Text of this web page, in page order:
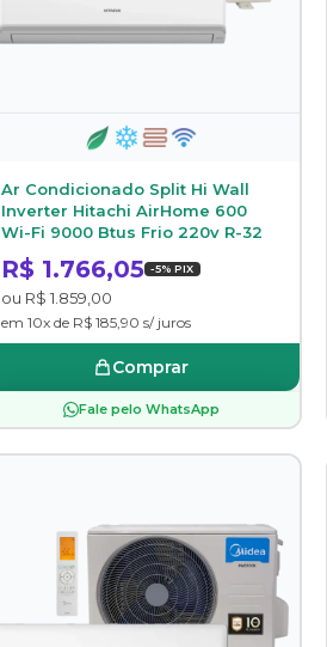
Ar Condicionado Split Hi Wall
Inverter Hitachi AirHome 600
Wi-Fi 9000 Btus Frio 220v R-32
R$ 1.766,05 -5% PIX
ou R$ 1.859,00
em 10x de R$ 185,90 s/ juros
Comprar
Fale pelo WhatsApp